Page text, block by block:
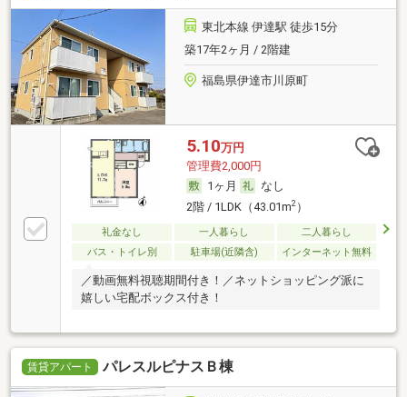
東北本線 伊達駅 徒歩15分
築17年2ヶ月 / 2階建
福島県伊達市川原町
5.10万円
管理費2,000円
1ヶ月
なし
2階 / 1LDK（43.01m2）
礼金なし 一人暮らし
二人暮らし
バス・トイレ別
駐車場(近隣含) インターネット無料
／動画無料視聴期間付き！／ネットショッピング派に
嬉しい宅配ボックス付き！
賃貸アパート パレスルピナスＢ棟